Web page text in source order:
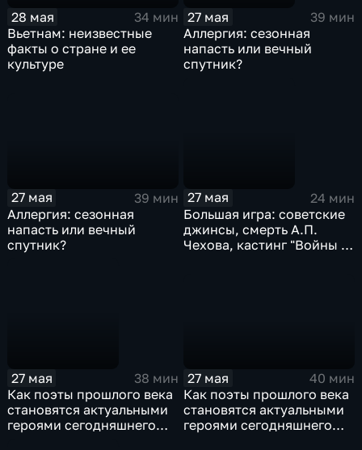
28 мая
34 мин
Вьетнам: неизвестные
факты о стране и ее
культуре
27 мая
39 мин
Аллергия: сезонная
напасть или вечный
спутник?
27 мая
39 мин
Аллергия: сезонная
напасть или вечный
спутник?
27 мая
24 мин
Большая игра: советские
джинсы, смерть А.П.
Чехова, кастинг "Войны и
27 мая
38 мин
Как поэты прошлого века
становятся актуальными
героями сегодняшнего
27 мая
40 мин
Как поэты прошлого века
становятся актуальными
героями сегодняшнего